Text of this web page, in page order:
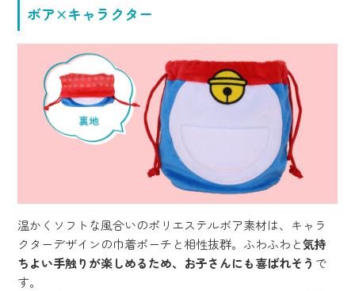
ボア×キャラクター
温かくソフトな風合いのポリエステルボア素材は、キャラ
クターデザインの巾着ポーチと相性抜群。ふわふわと気持
ちよい手触りが楽しめるため、お子さんにも喜ばれそう で
す。